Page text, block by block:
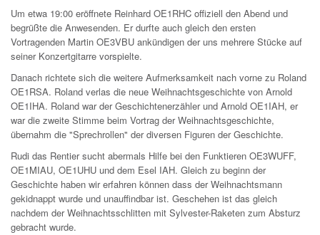
Um etwa 19:00 eröffnete Reinhard OE1RHC offiziell den Abend und
begrüßte die Anwesenden. Er durfte auch gleich den ersten
Vortragenden Martin OE3VBU ankündigen der uns mehrere Stücke auf
seiner Konzertgitarre vorspielte.
Danach richtete sich die weitere Aufmerksamkeit nach vorne zu Roland
OE1RSA. Roland verlas die neue Weihnachtsgeschichte von Arnold
OE1IHA. Roland war der Geschichtenerzähler und Arnold OE1IAH, er
war die zweite Stimme beim Vortrag der Weihnachtsgeschichte,
übernahm die "Sprechrollen" der diversen Figuren der Geschichte.
Rudi das Rentier sucht abermals Hilfe bei den Funktieren OE3WUFF,
OE1MIAU, OE1UHU und dem Esel IAH. Gleich zu beginn der
Geschichte haben wir erfahren können dass der Weihnachtsmann
gekidnappt wurde und unauffindbar ist. Geschehen ist das gleich
nachdem der Weihnachtsschlitten mit Sylvester-Raketen zum Absturz
gebracht wurde.